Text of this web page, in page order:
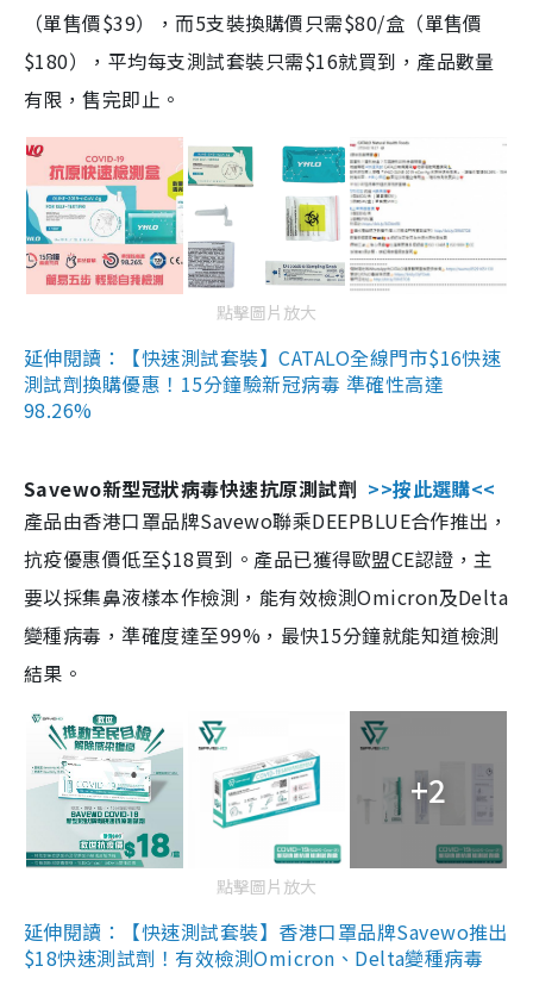
（單售價$39），而5支裝換購價只需$80/盒（單售價
$180），平均每支測試套裝只需$16就買到，產品數量
有限，售完即止。
點擊圖片放大
延伸閱讀：【快速測試套裝】CATALO全線門市$16快速
測試劑換購優惠！15分鐘驗新冠病毒 準確性高達
98.26%
Savewo新型冠狀病毒快速抗原測試劑 >>按此選購<<
產品由香港口罩品牌Savewo聯乘DEEPBLUE合作推出，
抗疫優惠價低至$18買到。產品已獲得歐盟CE認證，主
要以採集鼻液樣本作檢測，能有效檢測Omicron及Delta
變種病毒，準確度達至99%，最快15分鐘就能知道檢測
結果。
+2
點擊圖片放大
延伸閱讀：【快速測試套裝】香港口罩品牌Savewo推出
$18快速測試劑！有效檢測Omicron、Delta變種病毒